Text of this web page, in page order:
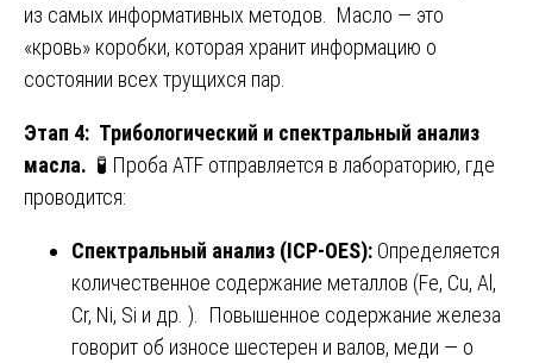
из самых информативных методов. Масло — это
«кровь» коробки, которая хранит информацию о
состоянии всех трущихся пар.
Этап 4: Трибологический и спектральный анализ
масла. 🧪 Проба ATF отправляется в лабораторию, где
проводится:
Спектральный анализ (ICP-OES): Определяется
количественное содержание металлов (Fe, Cu, Al,
Cr, Ni, Si и др. ). Повышенное содержание железа
говорит об износе шестерен и валов, меди — о